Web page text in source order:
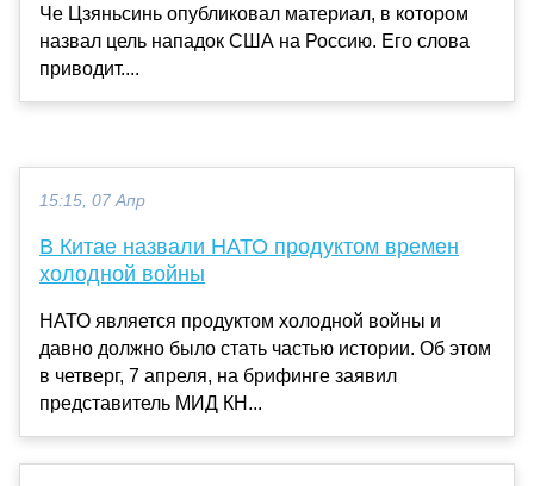
Че Цзяньсинь опубликовал материал, в котором
назвал цель нападок США на Россию. Его слова
приводит....
15:15, 07 Апр
В Китае назвали НАТО продуктом времен
холодной войны
НАТО является продуктом холодной войны и
давно должно было стать частью истории. Об этом
в четверг, 7 апреля, на брифинге заявил
представитель МИД КН...